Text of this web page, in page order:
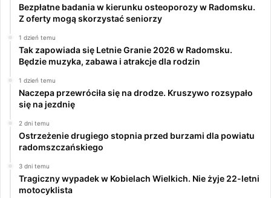
Bezpłatne badania w kierunku osteoporozy w Radomsku.
Z oferty mogą skorzystać seniorzy
1 dzień temu
Tak zapowiada się Letnie Granie 2026 w Radomsku.
Będzie muzyka, zabawa i atrakcje dla rodzin
1 dzień temu
Naczepa przewróciła się na drodze. Kruszywo rozsypało
się na jezdnię
2 dni temu
Ostrzeżenie drugiego stopnia przed burzami dla powiatu
radomszczańskiego
3 dni temu
Tragiczny wypadek w Kobielach Wielkich. Nie żyje 22-letni
motocyklista